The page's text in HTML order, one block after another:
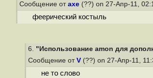
Сообщение от axe (??) on 27-Апр-11,
феерический костыль
6. "Использование amon для
Сообщение от V (??) on 27-Апр-11,
не то слово